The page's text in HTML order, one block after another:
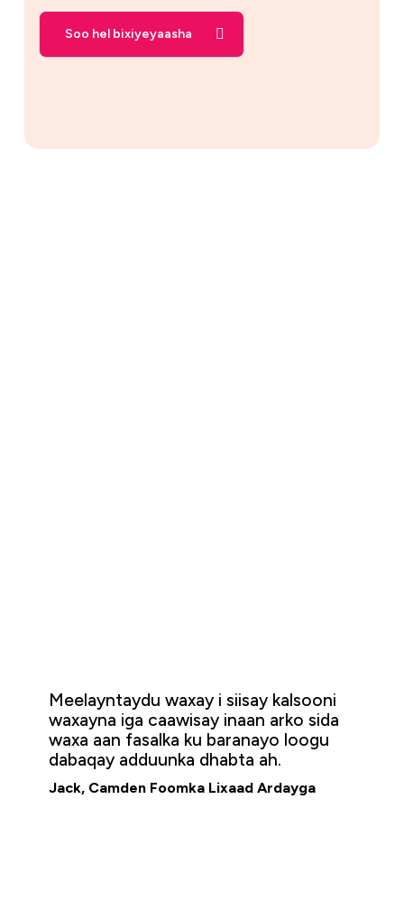
Soo hel bixiyeyaasha
Meelayntaydu waxay i siisay kalsooni
waxayna iga caawisay inaan arko sida
waxa aan fasalka ku baranayo loogu
dabaqay adduunka dhabta ah.
Jack, Camden Foomka Lixaad Ardayga